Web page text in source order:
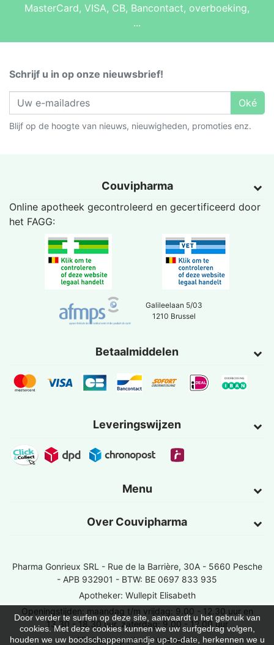
MasterCard, VISA, CB, Bancontact, overboeking,
...
Schrijf u in op onze nieuwsbrief!
Oké
Blijf op de hoogte van nieuws, nieuwigheden, promoties enz.
Couvipharma
Online apotheek gecontroleerd en gecertificeerd door
het FAGG:
Galileelaan 5/03
1210 Brussel
Betaalmiddelen
Leveringswijzen
Menu
Over Couvipharma
Door verder te surfen op deze site, aanvaardt u het gebruik van
cookies. Met deze cookies kunnen we uw surfgedrag volgen,
houden we uw boodschappenmandje up-to-date, herkennen we u
Pharma Gonrieux SRL - Rue de la Barrière, 30A - 5660 Pesche
- APB 932901 - BTW: BE 0697 833 935
Apotheker: Wullepit Elisabeth
Openingstijden: maandag t/m vrijdag: 9.00 - 12.30 uur en
13.30 - 18.30 uur, zaterdag: 9.00 - 12.00 uur
Vind een apotheek van wacht